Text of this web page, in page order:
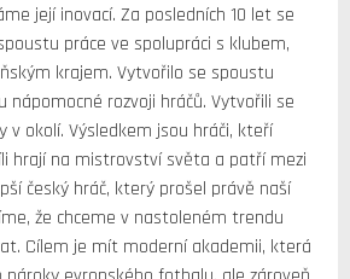
její inovací. Za posledních 10 let se
práce ve spolupráci s klubem,
krajem. Vytvořilo se spoustu
nápomocné rozvoji hráčů. Vytvořili se
v okolí. Výsledkem jsou hráči, kteří
hrají na mistrovství světa a patří mezi
český hráč, který prošel právě naší
že chceme v nastoleném trendu
Cílem je mít moderní akademii, která